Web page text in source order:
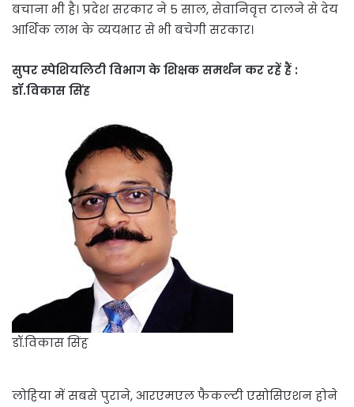
बचाना भी है। प्रदेश सरकार ने 5 साल, सेवानिवृत्त टालने से देय
आर्थिक लाभ के व्ययभार से भी बचेगी सरकार।
सुपर स्पेशियलिटी विभाग के शिक्षक समर्थन कर रहें हैं :
डॉ.विकास सिंह
डॉ.विकास सिंह
लोहिया में सबसे पुराने, आरएमएल फैकल्टी एसोसिएशन होने